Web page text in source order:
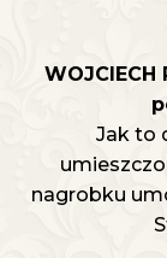
WOJCIECH
Jak to
nagrobku